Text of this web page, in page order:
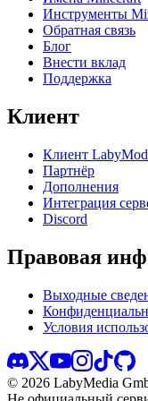
Инструменты
Обратная связь
Блог
Внести вклад
Поддержка
Клиент
Клиент LabyMod
Партнёр
Дополнения
Интеграция
Discord
Правовая
Выходные
Условия
© 2026 LabyMedia